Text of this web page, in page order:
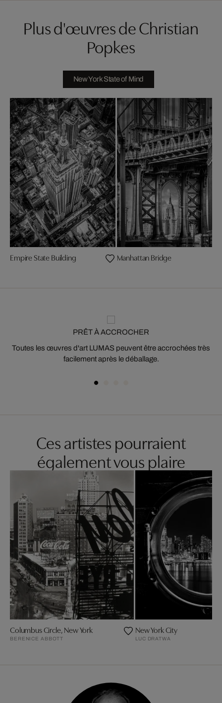
Plus d'œuvres de Christian
Popkes
New York State of Mind
Empire State Building Manhattan Bridge
PRÊT À ACCROCHER
Toutes les œuvres d'art LUMAS peuvent être accrochées très
facilement après le déballage.
Ces artistes pourraient
également vous plaire
Columbus Circle, New York
BERENICE ABBOTT
New York City
LUC DRATWA